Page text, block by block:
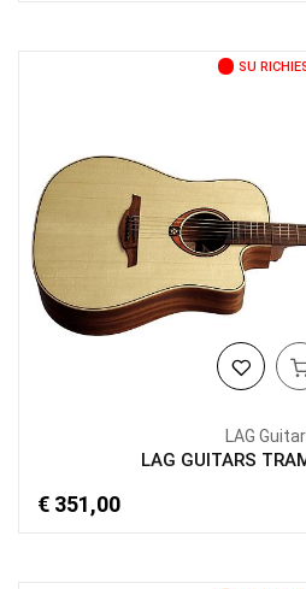
SU
LAG
LAG GUITARS
€ 351,00